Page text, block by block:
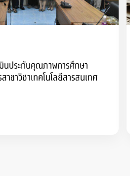
มินประกันคุณภาพการศึกษา
ขาวิชาเทคโนโลยีสารสนเทศ